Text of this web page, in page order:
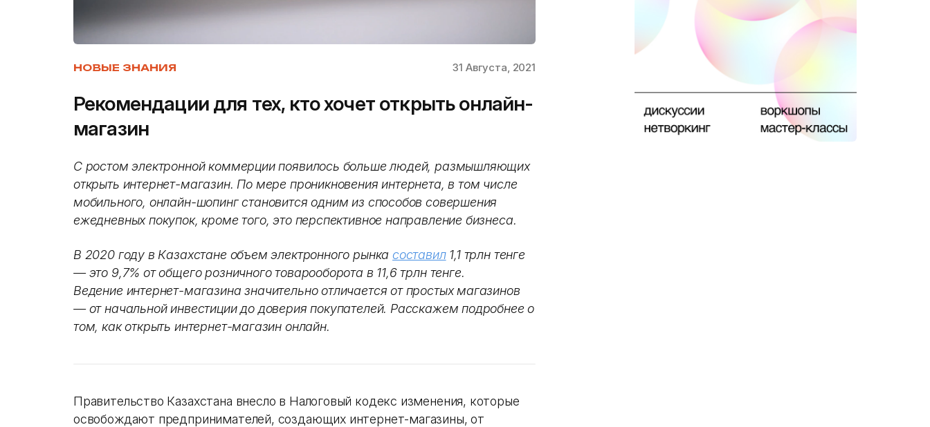
НОВЫЕ ЗНАНИЯ 31 Августа, 2021
Рекомендации для тех, кто хочет открыть онлайн-
магазин
С ростом электронной коммерции появилось больше людей, размышляющих
открыть интернет-магазин. По мере проникновения интернета, в том числе
мобильного, онлайн-шопинг становится одним из способов совершения
ежедневных покупок, кроме того, это перспективное направление бизнеса.
В 2020 году в Казахстане объем электронного рынкасоставил1,1 трлн тенге
— это 9,7% от общего розничного товарооборота в 11,6 трлн тенге.
Ведение интернет-магазина значительно отличается от простых магазинов
— от начальной инвестиции до доверия покупателей. Расскажем подробнее о
том, как открыть интернет-магазин онлайн.
Правительство Казахстана внесло в Налоговый кодекс изменения, которые
освобождают предпринимателей, создающих интернет-магазины, от